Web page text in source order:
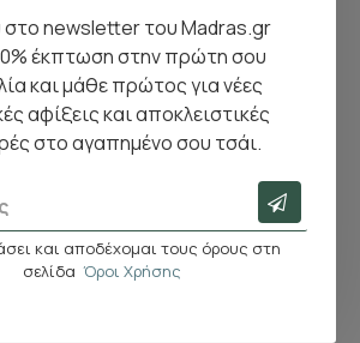
newsletter του Madras.gr
έκπτωση στην πρώτη σου
και μάθε πρώτος για νέες
αφίξεις και αποκλειστικές
στο αγαπημένο σου τσάι.
και αποδέχομαι τους όρους στη
σελίδα Όροι Χρήσης
Tips & Buds τσουκνίδα
10 φακελάκια